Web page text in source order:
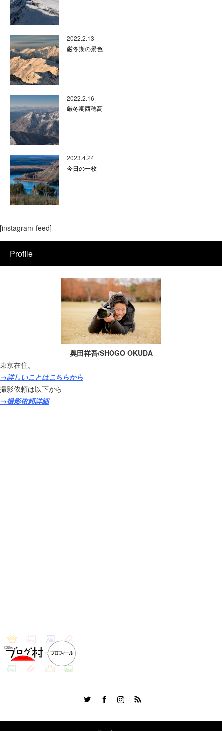
2022.2.13
厳冬期の景色
2022.2.16
厳冬期西穂高
2023.4.24
今日の一枚
[instagram-feed]
Profile
奥田祥吾/SHOGO OKUDA
東京在住。
→詳しいことはこちらから
撮影依頼は以下から
→撮影依頼詳細